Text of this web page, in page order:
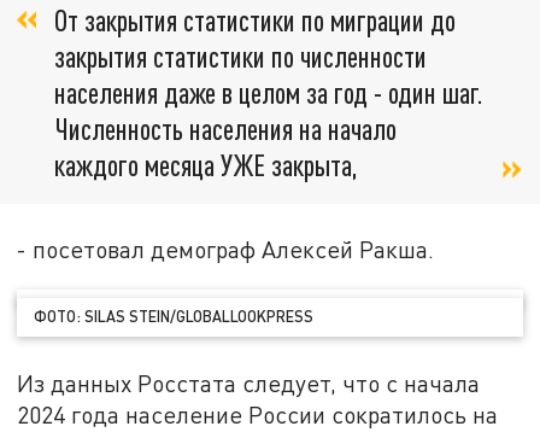
От закрытия статистики по миграции до
закрытия статистики по численности
населения даже в целом за год - один шаг.
Численность населения на начало
каждого месяца УЖЕ закрыта,
- посетовал демограф Алексей Ракша.
ФОТО: SILAS STEIN/GLOBALLOOKPRESS
Из данных Росстата следует, что с начала
2024 года население России сократилось на